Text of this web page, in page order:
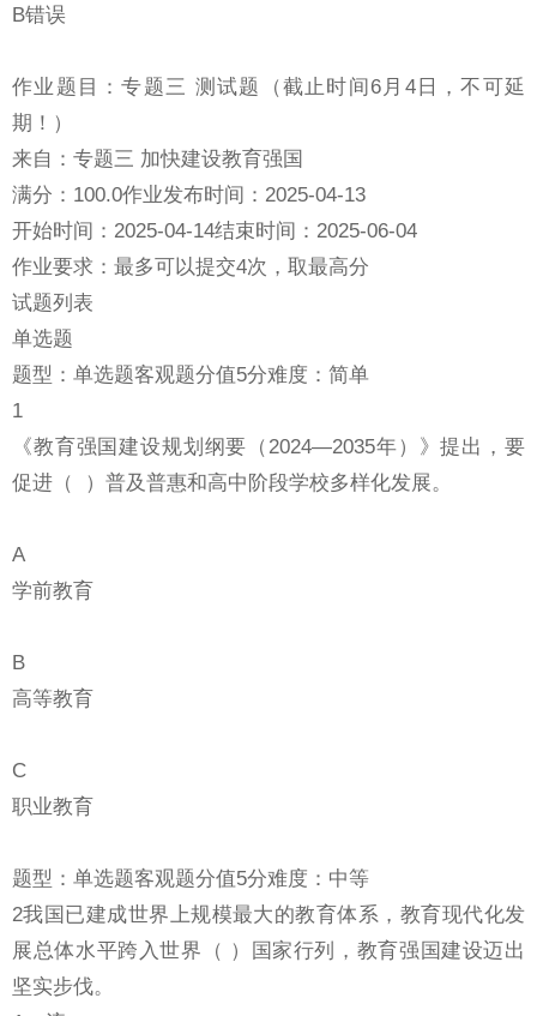
B错误
作业题目：专题三 测试题（截止时间6月4日，不可延
期！）
来自：专题三 加快建设教育强国
满分：100.0作业发布时间：2025-04-13
开始时间：2025-04-14结束时间：2025-06-04
作业要求：最多可以提交4次，取最高分
试题列表
单选题
题型：单选题客观题分值5分难度：简单
1
《教育强国建设规划纲要（2024—2035年）》提出，要
促进（ ）普及普惠和高中阶段学校多样化发展。
A
学前教育
B
高等教育
C
职业教育
题型：单选题客观题分值5分难度：中等
2我国已建成世界上规模最大的教育体系，教育现代化发
展总体水平跨入世界（ ）国家行列，教育强国建设迈出
坚实步伐。